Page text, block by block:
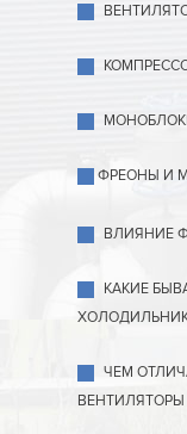
ФРЕОНЫ И
ВЛИЯНИЕ
КАКИЕ
ЧЕМ
ВЕНТИЛЯТОРЫ